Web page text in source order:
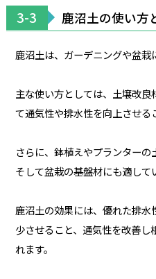
3-3 鹿沼土の使い方
鹿沼土は、ガーデニングや盆栽
主な使い方としては、土壌改
て通気性や排水性を向上させる
さらに、鉢植えやプランターの
そして盆栽の基盤材にも適して
鹿沼土の効果には、優れた排
少させること、通気性を改善
れます。